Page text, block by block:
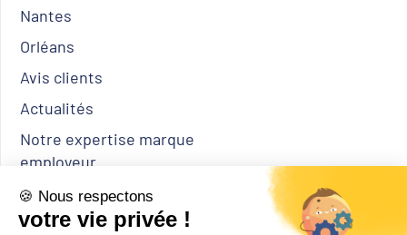
Nantes
Orléans
Avis clients
Actualités
Notre expertise marque
employeur
Nos engagements RSE
Notre partenariat avec Charles